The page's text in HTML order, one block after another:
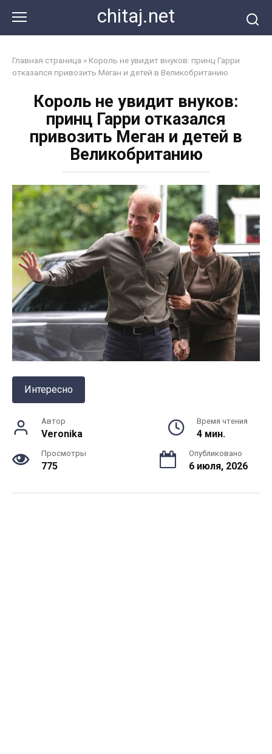
контенту
chitaj.net
Главная страница » Король не увидит внуков: принц Гарри
отказался привозить Меган и детей в Великобританию
Король не увидит внуков:
принц Гарри отказался
привозить Меган и детей в
Великобританию
Интересно
Автор
Veronika
Время чтения
4 мин.
Просмотры
775
Опубликовано
6 июля, 2026